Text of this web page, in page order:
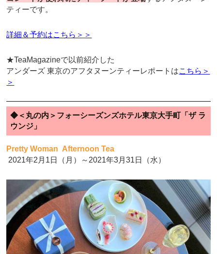
ティーです。
詳細＆予約はこちら＞＞
★TeaMagazineで以前紹介した
アンダーズ 東京のアフタヌーンティーレポートはこちら＞
＞
◆＜丸の内＞フォーシーズンズホテル東京大手町「ザ ラ
ウンジ」
Pretty Woman Afternoon Tea
2021年2月1日（月）～2021年3月31日（水）